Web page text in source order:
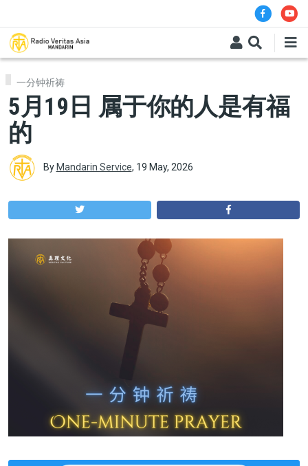
一分钟祈祷
5月19日 属于你的人是有福
的
By Mandarin Service, 19 May, 2026